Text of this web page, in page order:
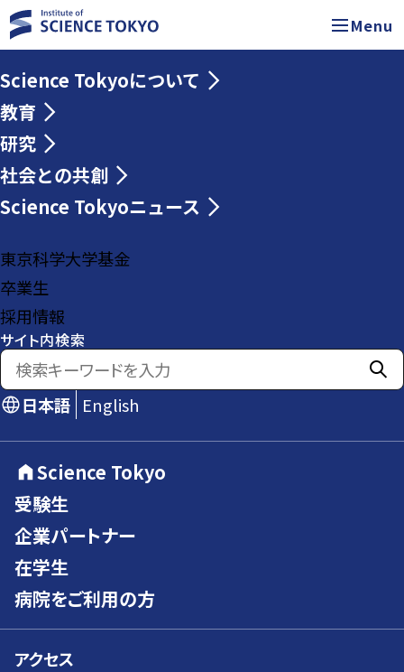
Menu
Science Tokyoについて
教育
研究
社会との共創
Science Tokyoニュース
東京科学大学基金
卒業生
採用情報
サイト内検索
日本語 English
Science Tokyo
受験生
企業パートナー
在学生
病院をご利用の方
アクセス